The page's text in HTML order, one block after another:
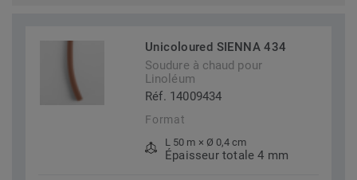
Unicoloured SIENNA 434
Soudure à chaud pour
Linoléum
Réf. 14009434
Format
L 50 m × Ø 0,4 cm
Épaisseur totale 4 mm